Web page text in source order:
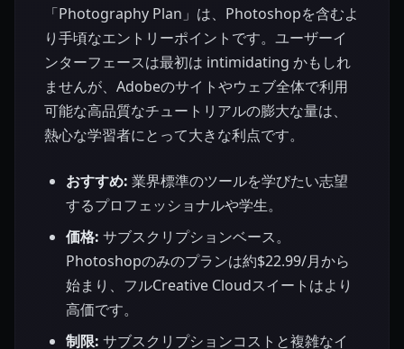
「Photography Plan」は、Photoshopを含むよ
り手頃なエントリーポイントです。ユーザーイ
ンターフェースは最初は intimidating かもしれ
ませんが、Adobeのサイトやウェブ全体で利用
可能な高品質なチュートリアルの膨大な量は、
熱心な学習者にとって大きな利点です。
おすすめ: 業界標準のツールを学びたい志望
するプロフェッショナルや学生。
価格: サブスクリプションベース。
Photoshopのみのプランは約$22.99/月から
始まり、フルCreative Cloudスイートはより
高価です。
制限: サブスクリプションコストと複雑なイ